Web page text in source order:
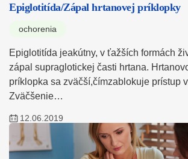
Epiglotitída/Zápal hrtanovej príklopky
ochorenia
Epiglotitída jeakútny, v ťažších formách
zápal supraglotickej časti hrtana.
príklopka sa zväčší,čímzablokuje prístup
Zväčšenie…
12.06.2019